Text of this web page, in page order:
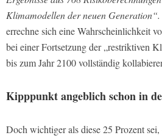
Klimamodellen der neuen Generation“.
errechne sich eine Wahrscheinlichkeit
bei einer Fortsetzung der „restriktiven
bis zum Jahr 2100 vollständig
Kipppunkt angeblich schon in
Doch wichtiger als diese 25 Prozent